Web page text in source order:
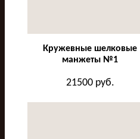
Кружевные шелковые
манжеты №1
21500руб.